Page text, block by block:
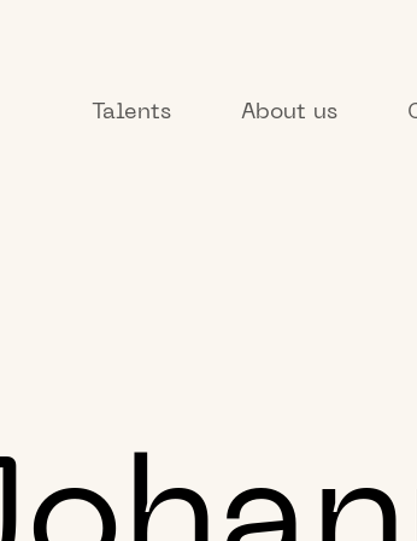
Talents About us